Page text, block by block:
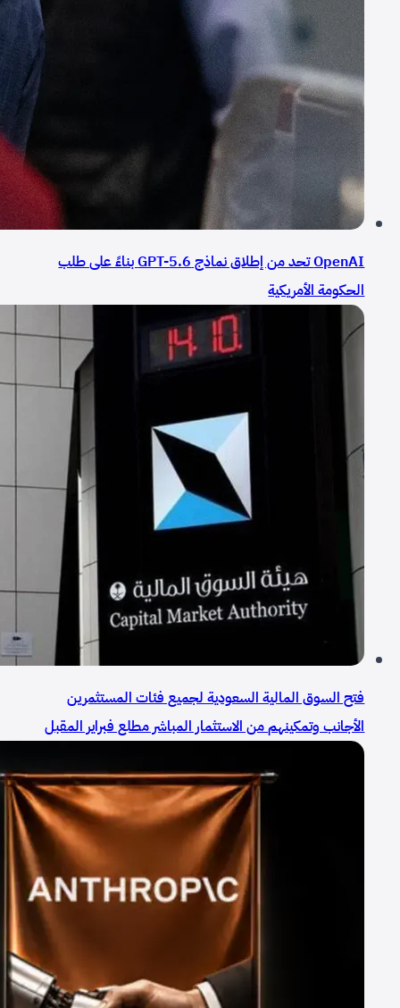
OpenAI تحد من إطلاق نماذج GPT-5.6 بناءً على طلب
الحكومة الأمريكية
فتح السوق المالية السعودية لجميع فئات المستثمرين
الأجانب وتمكينهم من الاستثمار المباشر مطلع فبراير المقبل